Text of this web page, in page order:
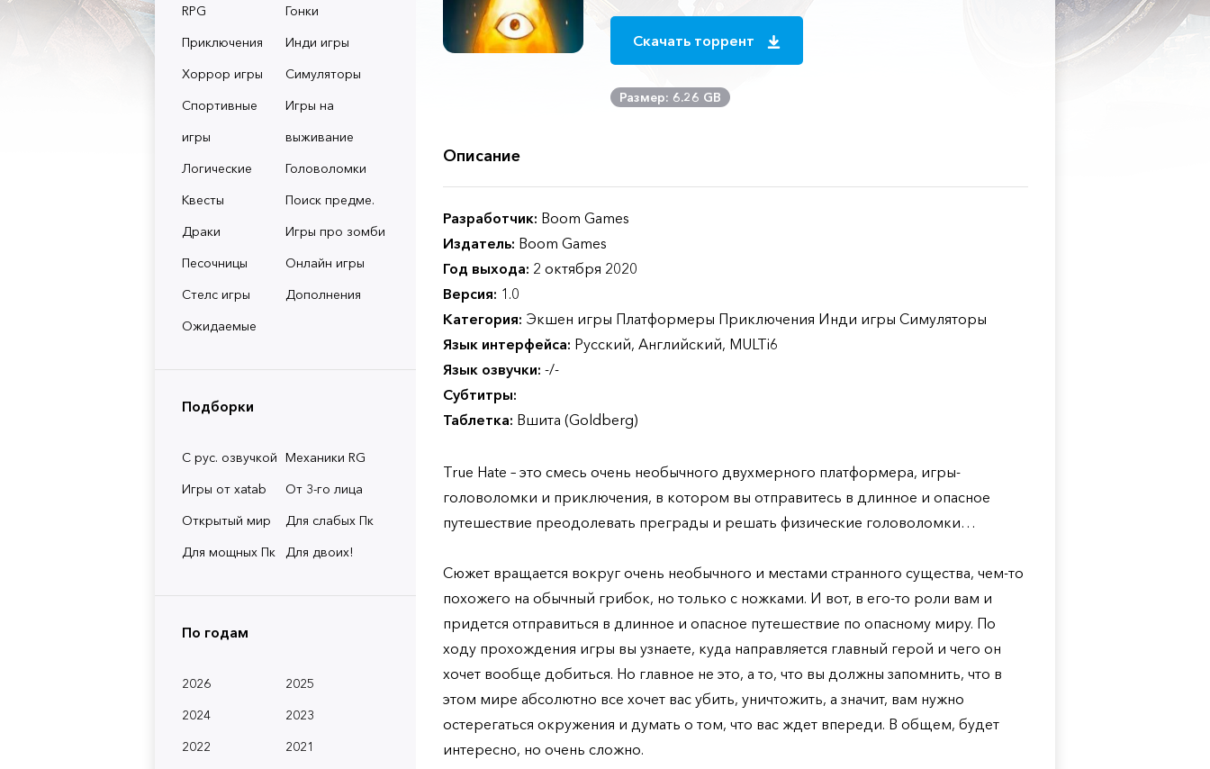
RPG
Гонки
Приключения
Инди игры
Хоррор игры
Симуляторы
Спортивные
игры
Игры на
выживание
Логические
Головоломки
Квесты
Поиск предме.
Драки
Игры про зомби
Песочницы
Онлайн игры
Стелс игры
Дополнения
Ожидаемые
Подборки
С рус. озвучкой Механики RG
Игры от xatab
От 3-го лица
Открытый мир
Для слабых Пк
Для мощных Пк
Для двоих!
По годам
2026
2025
2024
2023
2022
2021
Скачать торрент
Размер: 6.26 GB
Описание
Разработчик: Boom Games
Издатель: Boom Games
Год выхода: 2 октября 2020
Версия: 1.0
Категория: Экшен игры Платформеры Приключения Инди игры Симуляторы
Язык интерфейса: Русский, Английский, MULTi6
Язык озвучки: -/-
Субтитры:
Таблетка: Вшита (Goldberg)
True Hate – это смесь очень необычного двухмерного платформера, игры-
головоломки и приключения, в котором вы отправитесь в длинное и опасное
путешествие преодолевать преграды и решать физические головоломки…
Сюжет вращается вокруг очень необычного и местами странного существа, чем-то
похожего на обычный грибок, но только с ножками. И вот, в его-то роли вам и
придется отправиться в длинное и опасное путешествие по опасному миру. По
ходу прохождения игры вы узнаете, куда направляется главный герой и чего он
хочет вообще добиться. Но главное не это, а то, что вы должны запомнить, что в
этом мире абсолютно все хочет вас убить, уничтожить, а значит, вам нужно
остерегаться окружения и думать о том, что вас ждет впереди. В общем, будет
интересно, но очень сложно.